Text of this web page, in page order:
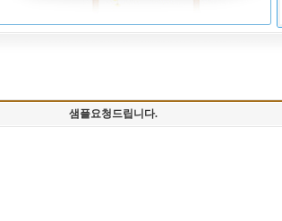
샘플요청드립니다.